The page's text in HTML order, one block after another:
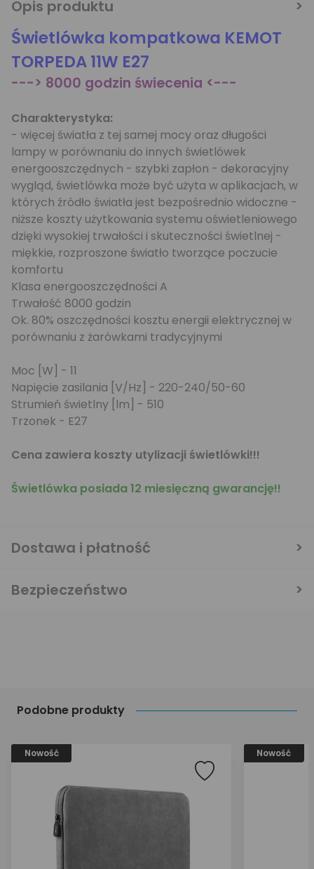
Podobne produkty
Nowość Nowość
Opis produktu
Świetlówka kompatkowa KEMOT
TORPEDA 11W E27
---> 8000 godzin świecenia <---
Charakterystyka:
- więcej światła z tej samej mocy oraz długości
lampy w porównaniu do innych świetlówek
energooszczędnych - szybki zapłon - dekoracyjny
wygląd, świetlówka może być użyta w aplikacjach, w
których źródło światła jest bezpośrednio widoczne -
niższe koszty użytkowania systemu oświetleniowego
dzięki wysokiej trwałości i skuteczności świetlnej -
miękkie, rozproszone światło tworzące poczucie
komfortu
Klasa energooszczędności A
Trwałość 8000 godzin
Ok. 80% oszczędności kosztu energii elektrycznej w
porównaniu z żarówkami tradycyjnymi
Moc [W] - 11
Napięcie zasilania [V/Hz] - 220-240/50-60
Strumień świetlny [lm] - 510
Trzonek - E27
Cena zawiera koszty utylizacji świetlówki!!!
Świetlówka posiada 12 miesięczną gwarancję!!
Dostawa i płatność
Bezpieczeństwo